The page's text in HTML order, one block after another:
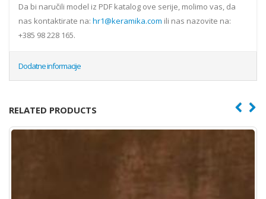
Da bi naručili model iz PDF katalog ove serije, molimo vas, da
nas kontaktirate na: hr1@keramika.com ili nas nazovite na:
+385 98 228 165.
Dodatne informacije
RELATED PRODUCTS